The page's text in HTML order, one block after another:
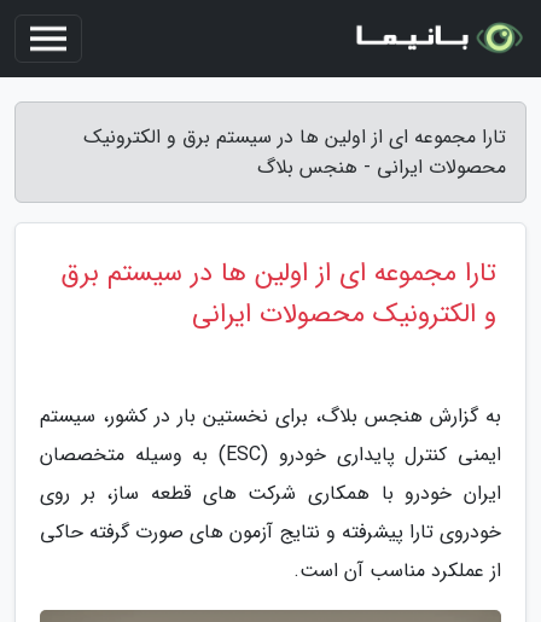
تارا مجموعه ای از اولین ها در سیستم برق و الکترونیک
محصولات ایرانی - هنجس بلاگ
تارا مجموعه ای از اولین ها در سیستم برق
و الکترونیک محصولات ایرانی
به گزارش هنجس بلاگ، برای نخستین بار در کشور، سیستم
ایمنی کنترل پایداری خودرو (ESC) به وسیله متخصصان
ایران خودرو با همکاری شرکت های قطعه ساز، بر روی
خودروی تارا پیشرفته و نتایج آزمون های صورت گرفته حاکی
از عملکرد مناسب آن است.